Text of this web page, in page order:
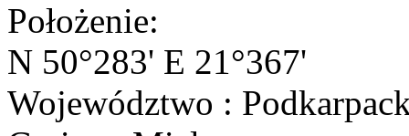
Położenie:
N 50°283' E 21°367'
Województwo :